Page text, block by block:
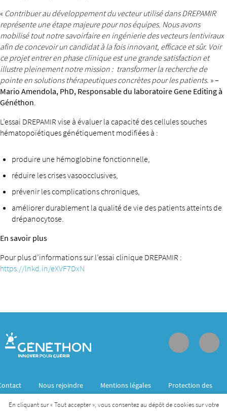
« Contribuer au développement du vecteur utilisé dans DREPAMIR
représente une étape majeure pour nos équipes. Nous avons
mobilisé tout notre savoirfaire en ingénierie des vecteurs lentiviraux
afin de concevoir un candidat à la fois innovant, efficace et sûr. Voir
ce projet entrer en phase clinique est une grande satisfaction et
illustre pleinement notre mission : transformer la recherche de
pointe en solutions thérapeutiques concrètes pour les patients. » –
Mario Amendola, PhD, Responsable du laboratoire Gene Editing à
Généthon.
L’essai DREPAMIR vise à évaluer la capacité des cellules souches
hématopoïétiques génétiquement modifiées à :
produire une hémoglobine fonctionnelle,
réduire les crises vasoocclusives,
prévenir les complications chroniques,
améliorer durablement la qualité de vie des patients atteints de
drépanocytose.
En savoir plus
Pour plus d’informations sur l’essai clinique DREPAMIR :
https://lnkd.in/eXVF7DxN
Nous rejoindre Mentions légales
Protection des
En cliquant sur « Tout accepter », vous consentez au dépôt de cookies sur votre